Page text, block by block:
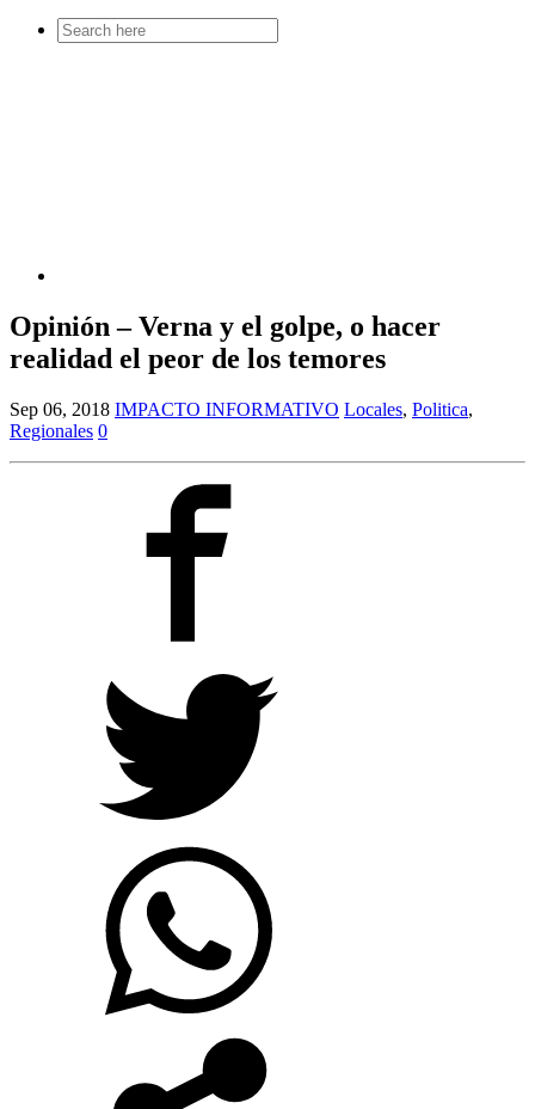
Search
for:
Opinión – Verna y el golpe, o hacer
realidad el peor de los temores
Sep 06, 2018 IMPACTO INFORMATIVO Locales, Politica,
Regionales 0